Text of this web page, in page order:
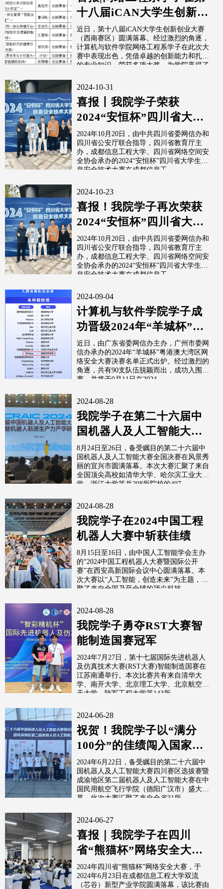
十八届iCAN大学生创新创
业大赛（西南赛区）喜获
佳绩
近日，第十八届iCAN大学生创新创业大赛
（西南赛区）圆满落幕。经过激烈的角逐，
计算机与软件学院网络工程系学子在此次大
赛中表现出色，凭借卓越的创新能力和扎实
的专业知识，荣获多项大奖，为学院赢得了
2024-10-31
喜报丨我院学子荣获
2024“安恒杯”四川省大学
生信息安全技术大赛一等
奖1项、...
2024年10月20日，由中共四川省委网信办和
四川省公安厅联合指导，四川省教育厅主
办，成都信息工程大学、四川省网络空间安
全协会承办的2024“安恒杯”四川省大学生信
息安全技术大赛在成都信息工...
2024-10-23
喜报！我院学子再次荣获
2024“安恒杯”四川省大学
生信息安全技术大赛一等
奖
2024年10月20日，由中共四川省委网信办和
四川省公安厅联合指导，四川省教育厅主
办，成都信息工程大学、四川省网络空间安
全协会承办的2024“安恒杯”四川省大学生信
息安全技术大赛在成都信息工...
2024-09-04
计算机与软件学院学子成
功晋级2024年“羊城杯”粤
港澳大湾区网络安全大赛
决赛
近日，由广东省委网信办主办，广州市委网
信办承办的2024年“羊城杯”粤港澳大湾区网
络安全大赛决赛名单正式出炉。经过激烈的
角逐，共有90支队伍脱颖而出，成功入围决
赛，并将于9月11日在2024...
2024-08-28
我院学子在第二十六届中
国机器人及人工智能大赛
全国决赛中斩获一等奖1
项、二等奖...
8月24日至26日，备受瞩目的第二十六届中
国机器人及人工智能大赛全国决赛在风景秀
丽的宜兴市圆满落幕。本次大赛汇聚了来自
全国顶尖高校如清华大学、哈尔滨工业大
学、浙江大学等共208所院校的407...
2024-08-28
我院学子在2024中国工程
机器人大赛中斩获佳绩
8月15日至16日，由中国人工智能学会主办
的“2024中国工程机器人大赛暨国际公开
赛”在西安高新国际会议中心圆满落幕。本
次大赛以“人工智能，创造未来”为主题，汇
聚了来自全国乃至全球的顶尖科技...
2024-08-28
我院学子勇夺RST大赛智
能制造国赛冠军
2024年7月27日，第十七届国际先进机器人
及仿真技术大赛(RST大赛)智能制造国赛在
江苏南通举行。本次比赛共有来自清华大
学、南开大学、北京理工大学、北京航空航
天大学、陆军工程大学等143所...
2024-06-28
祝贺！我院学子以“满分
100分”的佳绩闯入国家级
赛事
2024年6月22日，备受瞩目的第二十六届中
国机器人及人工智能大赛四川赛区选拔赛暨
成渝地区第二届机器人及人工智能大赛在中
国民用航空飞行学院（德阳广汉市）盛大开
幕。此次大赛汇聚了来自全省31所...
2024-06-27
喜报｜我院学子在四川
省“熊猫杯”网络安全大赛
中荣获一等奖
2024年四川省“熊猫杯”网络安全大赛，于
2024年6月23日在成都信息工程大学双流
（芯谷）新型产业学院圆满落幕，该比赛由